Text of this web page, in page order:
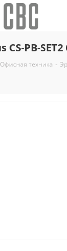
CS-PB-
Офисная техника -